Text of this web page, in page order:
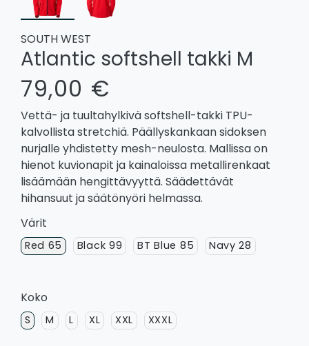
SOUTH WEST
Atlantic softshell takki M
79,00 €
Vettä- ja tuultahylkivä softshell-takki TPU-
kalvollista stretchiä. Päällyskankaan sidoksen
nurjalle yhdistetty mesh-neulosta. Mallissa on
hienot kuvionapit ja kainaloissa metallirenkaat
lisäämään hengittävyyttä. Säädettävät
hihansuut ja säätönyöri helmassa.
Värit
Red 65 Black 99 BT Blue 85 Navy 28
Koko
S M L XL XXL XXXL